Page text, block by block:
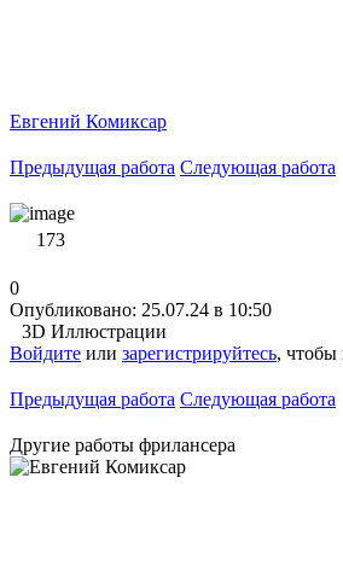
Евгений Комиксар
Предыдущая работа Следующая работа
173
0
Опубликовано: 25.07.24 в 10:50
3D Иллюстрации
Войдите или зарегистрируйтесь, чтобы
Предыдущая работа Следующая работа
Другие работы фрилансера